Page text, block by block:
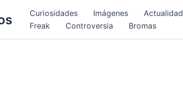
Curiosidades Imágenes Actualidad
Freak
Controversia Bromas